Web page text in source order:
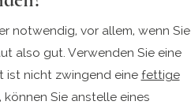
notwendig, vor allem, wenn Sie
also gut. Verwenden Sie eine
ist nicht zwingend eine fettige
Sie anstelle eines